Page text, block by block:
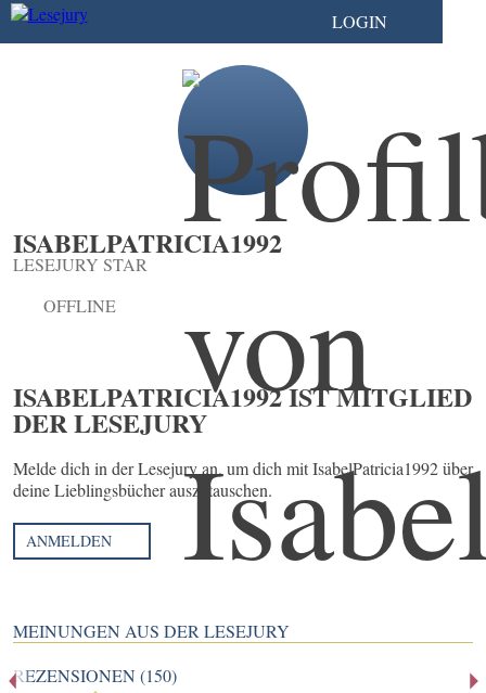
LOGIN
ISABELPATRICIA1992
LESEJURY STAR
OFFLINE
ISABELPATRICIA1992 IST MITGLIED
DER LESEJURY
Melde dich in der Lesejury an, um dich mit IsabelPatricia1992 über
deine Lieblingsbücher auszutauschen.
ANMELDEN
MEINUNGEN AUS DER LESEJURY
REZENSIONEN (150)